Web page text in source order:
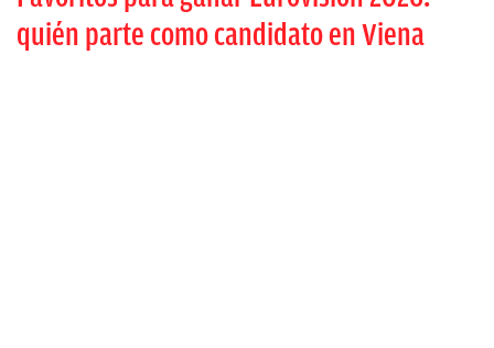
quién parte como candidato en Viena